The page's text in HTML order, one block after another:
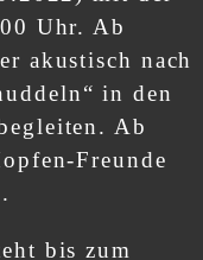
Uhr. Ab
akustisch nach
in den
Ab
Freunde
bis zum